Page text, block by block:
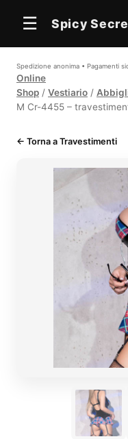
☰ Spicy
Spedizione anonima • Pagamenti
Online
Shop / Vestiario /
M Cr-4455 –
← Torna a Travestimenti